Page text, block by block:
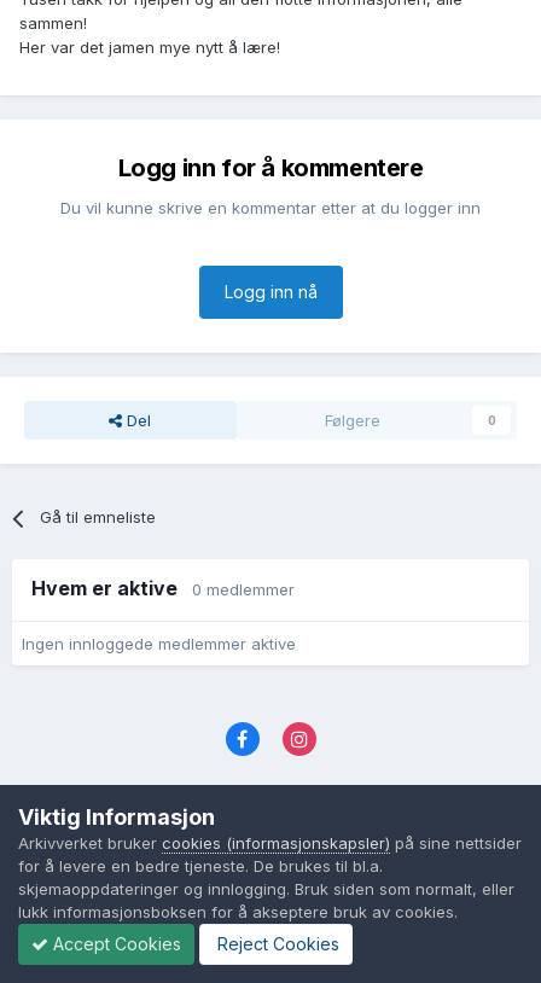
sammen!
Her var det jamen mye nytt å lære!
Logg inn for å kommentere
Du vil kunne skrive en kommentar etter at du logger inn
Logg inn nå
Del Følgere 0
Gå til emneliste
Hvem er aktive 0 medlemmer
Ingen innloggede medlemmer aktive
Cookies (informasjonskapsler)
Powered by Invision Community
Viktig Informasjon
Arkivverket bruker cookies (informasjonskapsler) på sine nettsider
for å levere en bedre tjeneste. De brukes til bl.a.
skjemaoppdateringer og innlogging. Bruk siden som normalt, eller
lukk informasjonsboksen for å akseptere bruk av cookies.
Accept Cookies Reject Cookies